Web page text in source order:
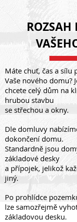
ROZSAH
Máte chuť, čas a sílu
Vaše nového domu?
chcete celý dům na
hrubou stavbu
se střechou a okny.
Dle domluvy
dokončení domu.
Standardně jsou
základové desky
a přípojek, jelikož
jiný.
Po prohlídce
lze samozřejmě
základovou desku.